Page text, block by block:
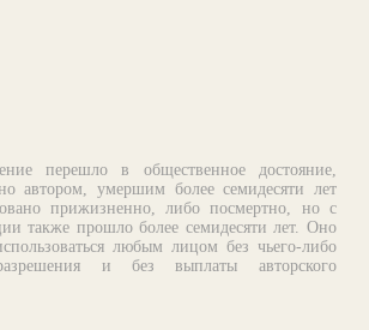
перешло в общественное достояние,
автором, умершим более семидесяти лет
прижизненно, либо посмертно, но с
также прошло более семидесяти лет. Оно
любым лицом без чьего-либо
и без выплаты авторского